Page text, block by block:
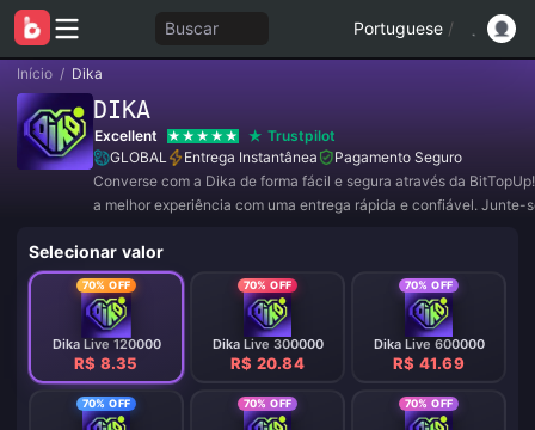
Buscar Portuguese /
Início / Dika
DIKA
Excellent
Trustpilot
GLOBAL
Entrega Instantânea
Pagamento Seguro
Converse com a Dika de forma fácil e segura através da
a melhor experiência com uma entrega rápida e confiável. Junte-
Selecionar valor
70% OFF
Dika Live 120000
R$ 8.35
70% OFF
Dika Live 300000
R$ 20.84
70% OFF
Dika Live 600000
R$ 41.69
70% OFF 70% OFF 70% OFF